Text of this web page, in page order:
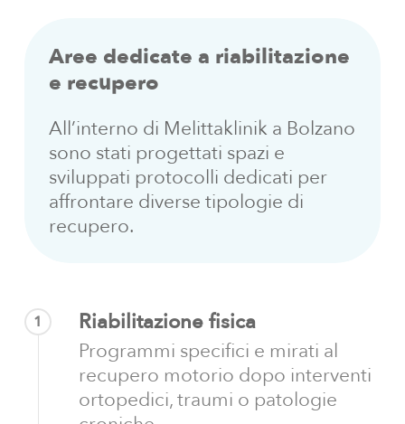
Aree dedicate a riabilitazione
e recupero
All’interno di Melittaklinik a Bolzano
sono stati progettati spazi e
sviluppati protocolli dedicati per
affrontare diverse tipologie di
recupero.
1 Riabilitazione fisica
Programmi specifici e mirati al
recupero motorio dopo interventi
ortopedici, traumi o patologie